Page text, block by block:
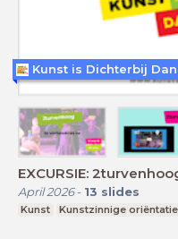
EXCURSIE:
April 2026- 13 slides
Kunst Kunstzinnige oriëntatie
Kunst is Dichterbij